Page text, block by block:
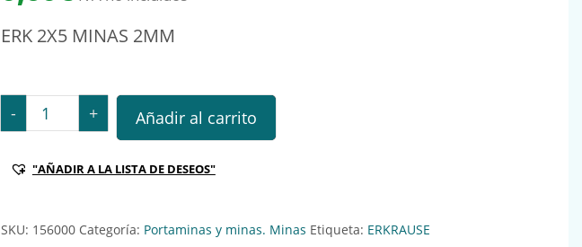
ERK 2X5 MINAS 2MM
- ERK 2X5 MINAS 2MM Ref.: 156000 cantidad
+ Añadir al carrito
"AÑADIR A LA LISTA DE DESEOS"
SKU: 156000 Categoría: Portaminas y minas. Minas Etiqueta: ERKRAUSE